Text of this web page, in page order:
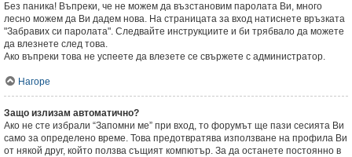
Без паника! Въпреки, че не можем да възстановим паролата Ви, много
лесно можем да Ви дадем нова. На страницата за вход натиснете връзката
"Забравих си паролата". Следвайте инструкциите и би трябвало да можете
да влезнете след това.
Ако въпреки това не успеете да влезете се свържете с администратор.
Нагоре
Защо излизам автоматично?
Ако не сте избрали “Запомни ме” при вход, то форумът ще пази сесията Ви
само за определено време. Това предотвратява използване на профила Ви
от някой друг, който ползва същият компютър. За да останете постоянно в